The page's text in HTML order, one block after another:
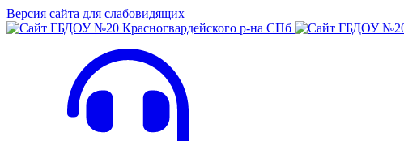
Версия сайта для слабовидящих